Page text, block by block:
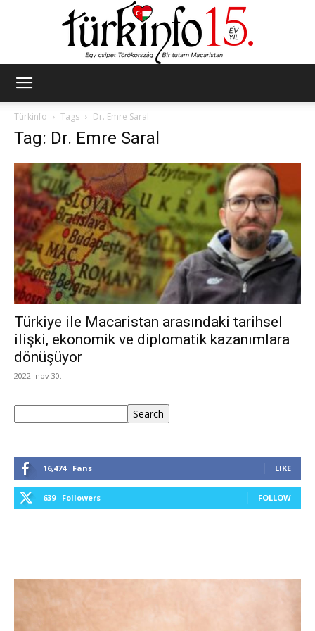
Türkinfo
Tags Dr. Emre Saral
Tag: Dr. Emre Saral
Türkiye ile Macaristan arasındaki tarihsel
ilişki, ekonomik ve diplomatik kazanımlara
dönüşüyor
2022. nov 30.
Search
16,474 Fans LIKE
639 Followers FOLLOW